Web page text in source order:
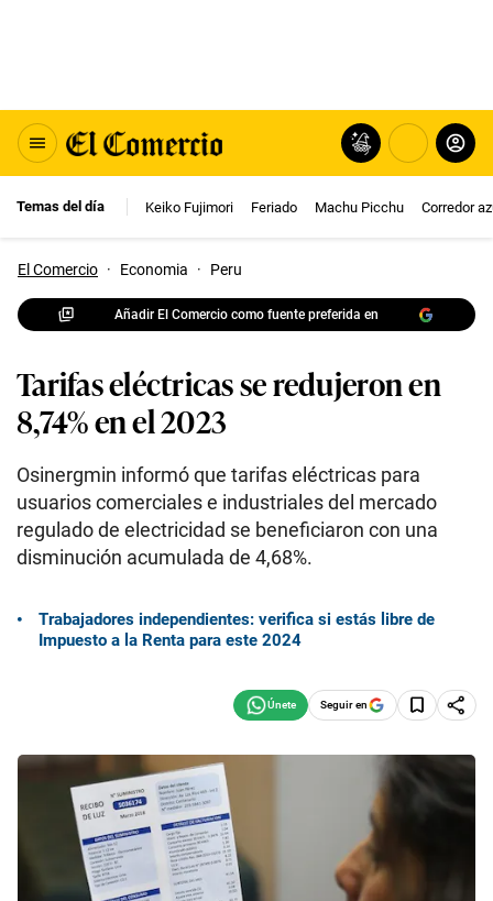
Temas del día Keiko Fujimori Feriado Machu Picchu Corredor
El Comercio · Economia · Peru
Añadir El Comercio como fuente preferida en
Tarifas eléctricas se redujeron en
8,74% en el 2023
Osinergmin informó que tarifas eléctricas para
usuarios comerciales e industriales del mercado
regulado de electricidad se beneficiaron con una
disminución acumulada de 4,68%.
Trabajadores independientes: verifica si estás libre de
Impuesto a la Renta para este 2024
Seguir en